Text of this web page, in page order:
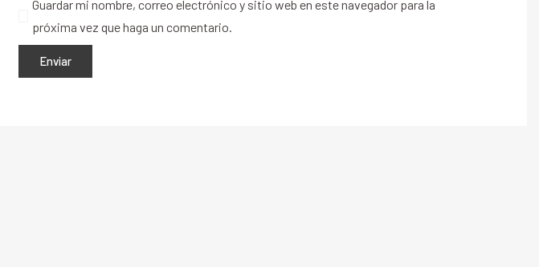
Guardar mi nombre, correo electrónico y sitio web en este navegador para la
próxima vez que haga un comentario.